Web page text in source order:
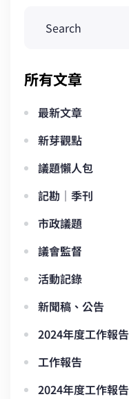
所有文章
最新文章
新芽觀點
議題懶人包
記勘｜季刊
市政議題
議會監督
活動記錄
新聞稿、公告
2024年度工作報告
工作報告
2024年度工作報告